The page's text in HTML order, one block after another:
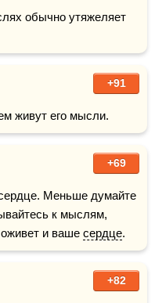
обычно утяжеляет
+91
живут его мысли.
+69
Меньше думайте
к мыслям,
и ваше сердце.
+82